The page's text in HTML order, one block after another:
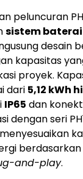
peluncuran
sistem
desain
kapasitas
proyek.
dari 5,12 kWh
IP65 dan
dengan seri
and-play.